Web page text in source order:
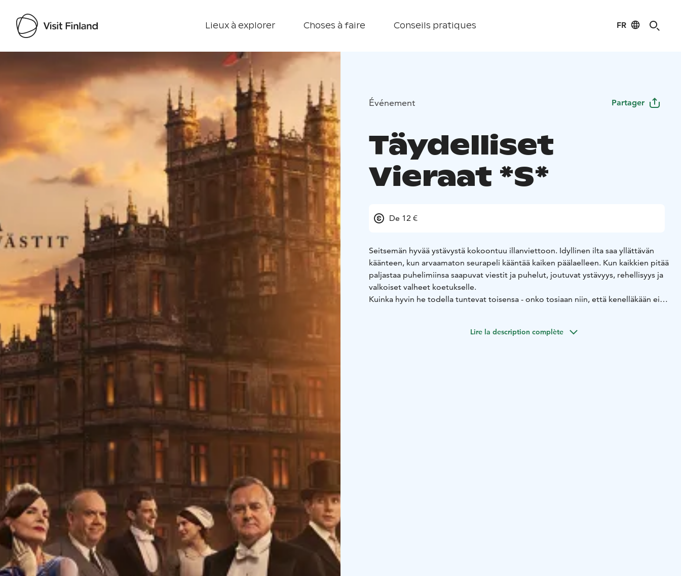
Lieux à explorer Choses à faire Conseils pratiques FR
Visit Finland
Événement Partager
Täydelliset
Vieraat *S*
De 12 €
Seitsemän hyvää ystävystä kokoontuu illanviettoon. Idyllinen ilta saa yllättävän
käänteen, kun arvaamaton seurapeli kääntää kaiken päälaelleen. Kun kaikkien pitää
paljastaa puhelimiinsa saapuvat viestit ja puhelut, joutuvat ystävyys, rehellisyys ja
valkoiset valheet koetukselle.
Kuinka hyvin he todella tuntevat toisensa - onko tosiaan niin, että kenelläkään ei
Lire la description complète